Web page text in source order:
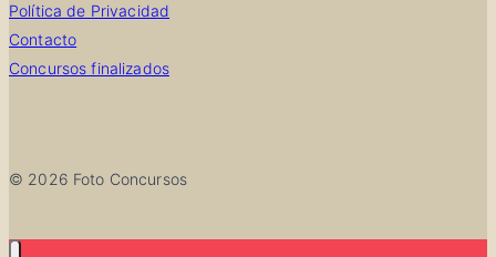
Política de Privacidad
Contacto
Concursos finalizados
© 2026 Foto Concursos